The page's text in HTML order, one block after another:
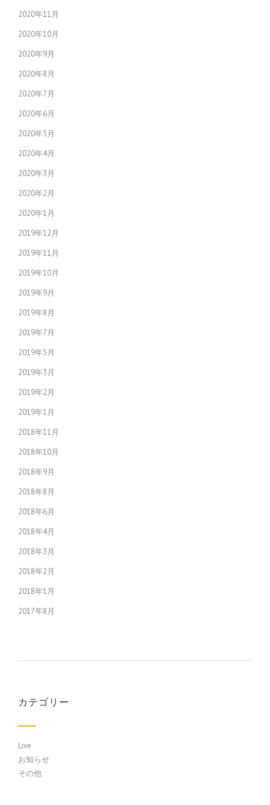
2020年11月
2020年10月
2020年9月
2020年8月
2020年7月
2020年6月
2020年5月
2020年4月
2020年3月
2020年2月
2020年1月
2019年12月
2019年11月
2019年10月
2019年9月
2019年8月
2019年7月
2019年5月
2019年3月
2019年2月
2019年1月
2018年11月
2018年10月
2018年9月
2018年8月
2018年6月
2018年4月
2018年3月
2018年2月
2018年1月
2017年8月
カテゴリー
Live
お知らせ
その他